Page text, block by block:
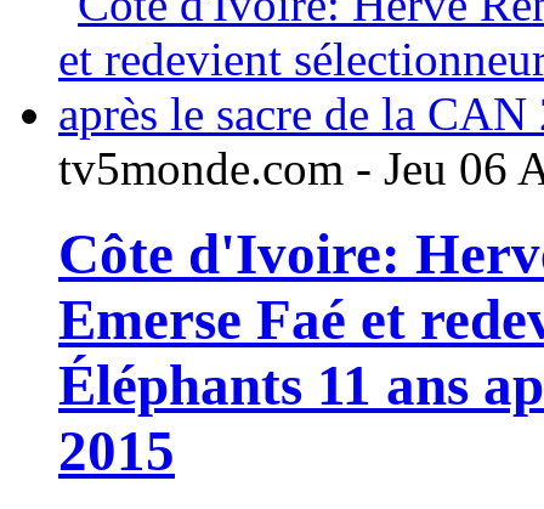
tv5monde.com - Jeu 06
Côte d'Ivoire:
Emerse Faé et
Éléphants 11 ans
2015